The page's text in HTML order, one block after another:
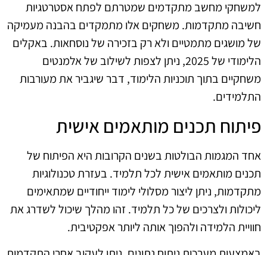
למשחקי מחשב מתקדמים שמטרתם לפתח אסטרטגיות
חשיבה מתקדמות. משחקים אלו מתמקדים בהבנה מעמיקה
של מושגים מתמטיים ולא רק בזכירה של נוסחאות. באקלים
הלימודי של 2025, ניתן לצפות לשילוב של אלמנטים
משחקיים בתוך תוכניות הלימוד, דבר שיגביר את מעורבות
התלמידים.
פיתוח תכנים מותאמים אישית
אחד המגמות הבולטות בשנים הקרובות היא הפיתוח של
תכנים מותאמים אישית לכל תלמיד. בעזרת טכנולוגיות
מתקדמות, ניתן ליצור מסלולי לימוד ייחודיים שמתאימים
ליכולות ולצרכים של כל תלמיד. זהו מהלך שיכול לשדרג את
חוויית הלמידה ולהפוך אותה ליותר אפקטיבית.